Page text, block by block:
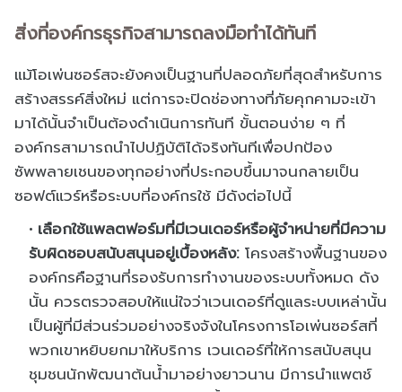
สิ่งที่องค์กรธุรกิจสามารถลงมือทำได้ทันที
แม้โอเพ่นซอร์สจะยังคงเป็นฐานที่ปลอดภัยที่สุดสำหรับการ
สร้างสรรค์สิ่งใหม่ แต่การจะปิดช่องทางที่ภัยคุกคามจะเข้า
มาได้นั้นจำเป็นต้องดำเนินการทันที ขั้นตอนง่าย ๆ ที่
องค์กรสามารถนำไปปฏิบัติได้จริงทันทีเพื่อปกป้อง
ซัพพลายเชนของทุกอย่างที่ประกอบขึ้นมาจนกลายเป็น
ซอฟต์แวร์หรือระบบที่องค์กรใช้ มีดังต่อไปนี้
เลือกใช้แพลตฟอร์มที่มีเวนเดอร์หรือผู้จำหน่ายที่มีความ
รับผิดชอบสนับสนุนอยู่เบื้องหลัง: โครงสร้างพื้นฐานของ
องค์กรคือฐานที่รองรับการทำงานของระบบทั้งหมด ดัง
นั้น ควรตรวจสอบให้แน่ใจว่าเวนเดอร์ที่ดูแลระบบเหล่านั้น
เป็นผู้ที่มีส่วนร่วมอย่างจริงจังในโครงการโอเพ่นซอร์สที่
พวกเขาหยิบยกมาให้บริการ เวนเดอร์ที่ให้การสนับสนุน
ชุมชนนักพัฒนาต้นน้ำมาอย่างยาวนาน มีการนำแพตช์